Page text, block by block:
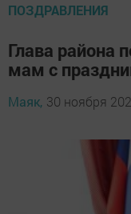
ПОЗДРАВЛЕНИЯ
Глава района
мам с
Маяк, 30 ноября